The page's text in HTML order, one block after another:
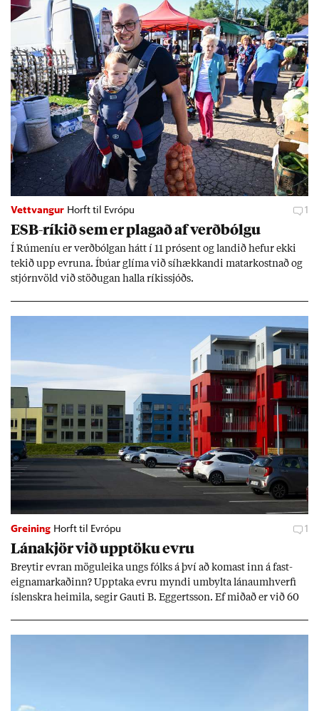
Vettvangur Horft til Evrópu 1
ESB-rík­ið sem er plag­að af verð­bólgu
Í Rúm­en­íu er verð­bólg­an hátt í 11 pró­sent og land­ið hef­ur ekki
tek­ið upp evr­una. Íbú­ar glíma við sí­hækk­andi mat­ar­kostn­að og
stjórn­völd við stöð­ug­an halla rík­is­sjóðs.
Greining Horft til Evrópu 1
Lána­kjör við upp­töku evru
Breyt­ir evr­an mögu­leika ungs fólks á því að kom­ast inn á fast­
eigna­mark­að­inn? Upp­taka evru myndi um­bylta lánaum­hverfi
ís­lenskra heim­ila, seg­ir Gauti B. Eggerts­son. Ef mið­að er við 60